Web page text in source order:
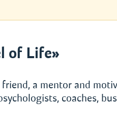
of Life»
a mentor and
coaches,